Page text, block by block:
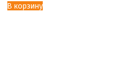
В корзину